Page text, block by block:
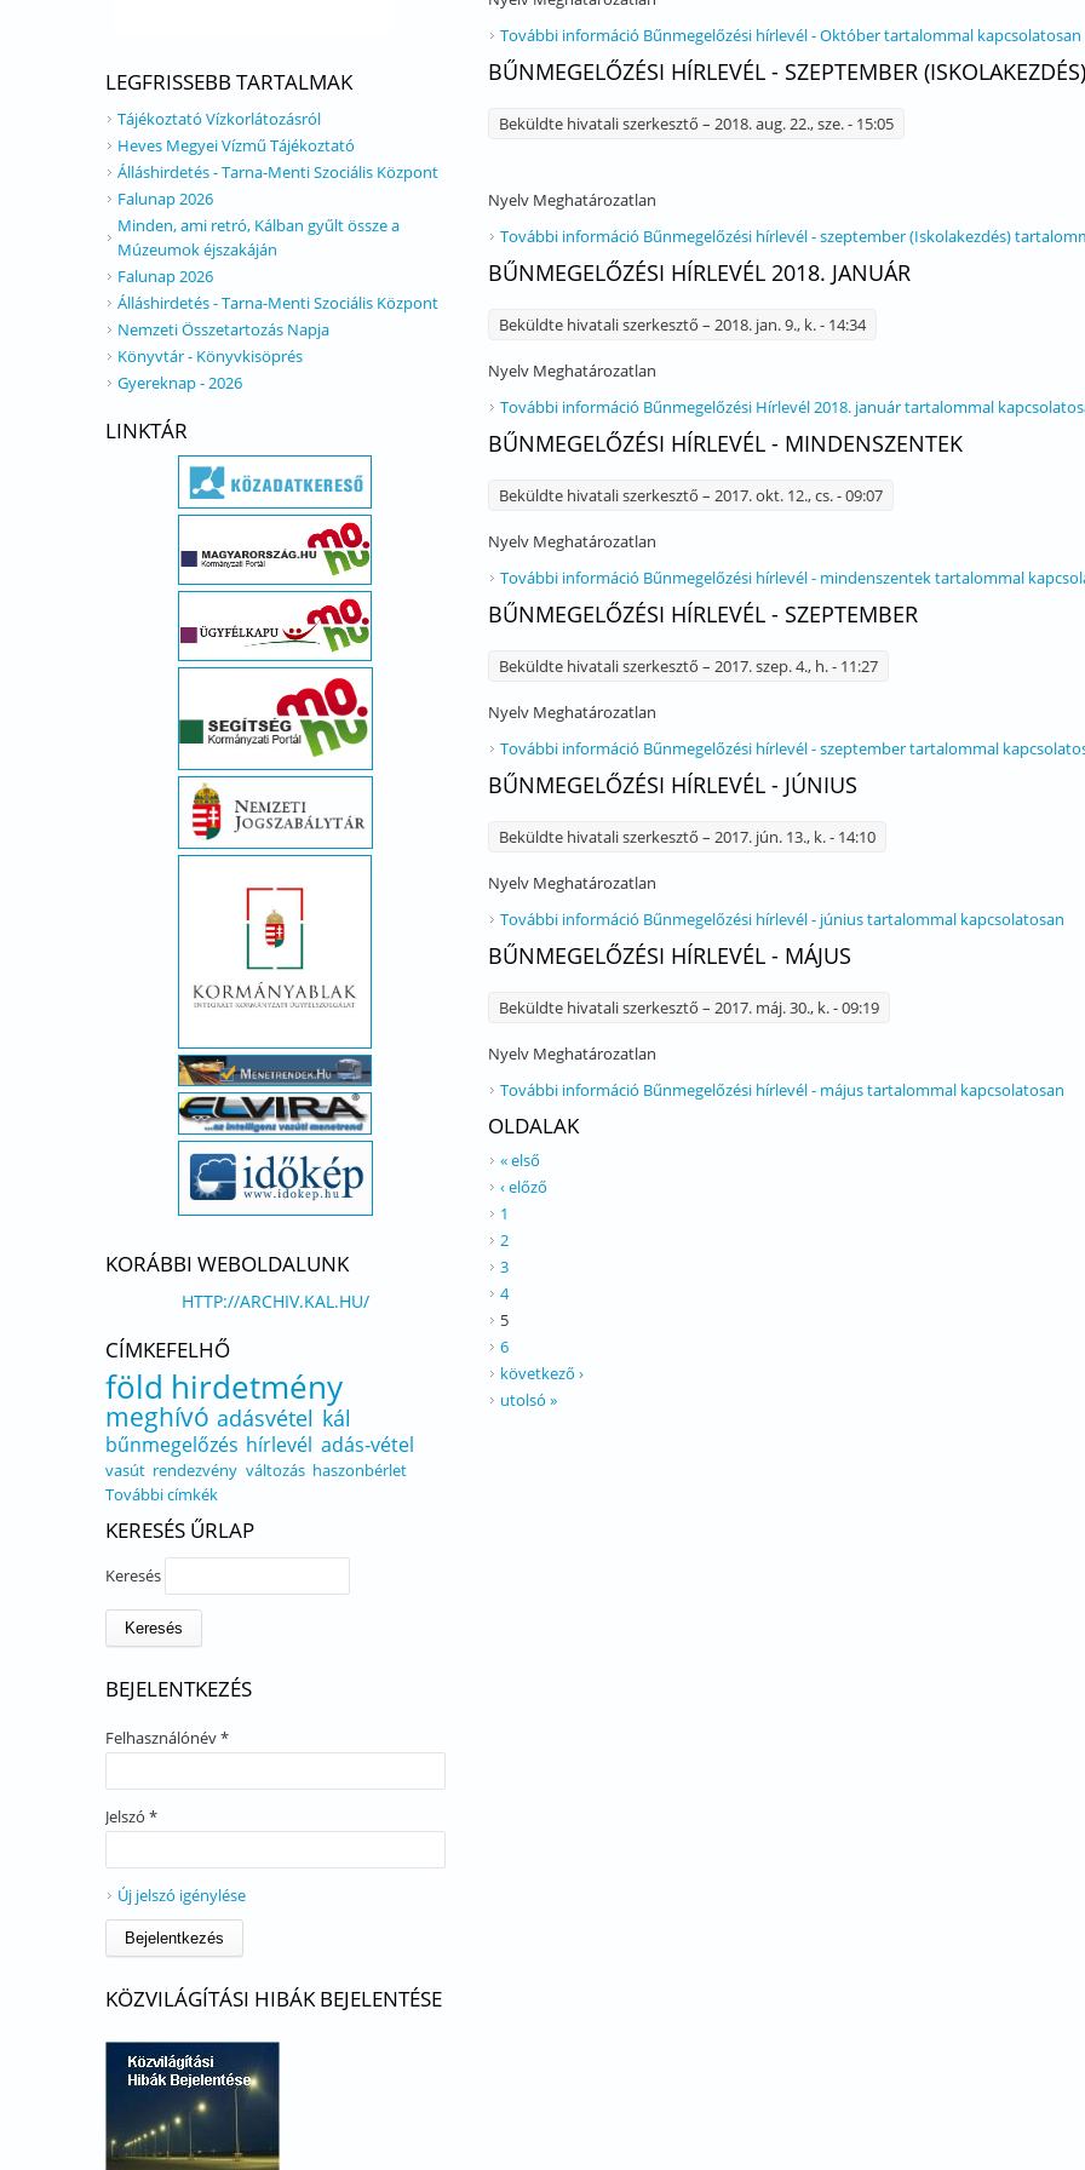
További információ Bűnmegelőzési hírlevél - Október tartalommal kapcsolatosan
BŰNMEGELŐZÉSI HÍRLEVÉL - SZEPTEMBER (ISKOLAKEZDÉS)
Beküldte hivatali szerkesztő – 2018. aug. 22., sze. - 15:05
Nyelv Meghatározatlan
További információ Bűnmegelőzési hírlevél - szeptember (Iskolakezdés)
BŰNMEGELŐZÉSI HÍRLEVÉL 2018. JANUÁR
Beküldte hivatali szerkesztő – 2018. jan. 9., k. - 14:34
Nyelv Meghatározatlan
További információ Bűnmegelőzési Hírlevél 2018. január tartalommal
BŰNMEGELŐZÉSI HÍRLEVÉL - MINDENSZENTEK
Beküldte hivatali szerkesztő – 2017. okt. 12., cs. - 09:07
Nyelv Meghatározatlan
További információ Bűnmegelőzési hírlevél - mindenszentek tartalommal
BŰNMEGELŐZÉSI HÍRLEVÉL - SZEPTEMBER
Beküldte hivatali szerkesztő – 2017. szep. 4., h. - 11:27
Nyelv Meghatározatlan
További információ Bűnmegelőzési hírlevél - szeptember tartalommal
BŰNMEGELŐZÉSI HÍRLEVÉL - JÚNIUS
Beküldte hivatali szerkesztő – 2017. jún. 13., k. - 14:10
Nyelv Meghatározatlan
További információ Bűnmegelőzési hírlevél - június tartalommal kapcsolatosan
BŰNMEGELŐZÉSI HÍRLEVÉL - MÁJUS
Beküldte hivatali szerkesztő – 2017. máj. 30., k. - 09:19
Nyelv Meghatározatlan
További információ Bűnmegelőzési hírlevél - május tartalommal kapcsolatosan
OLDALAK
« első
‹ előző
1
2
3
4
5
6
következő ›
utolsó »
LEGFRISSEBB TARTALMAK
Tájékoztató Vízkorlátozásról
Heves Megyei Vízmű Tájékoztató
Álláshirdetés - Tarna-Menti Szociális Központ
Falunap 2026
Minden, ami retró, Kálban gyűlt össze a
Múzeumok éjszakáján
Falunap 2026
Álláshirdetés - Tarna-Menti Szociális Központ
Nemzeti Összetartozás Napja
Könyvtár - Könyvkisöprés
Gyereknap - 2026
LINKTÁR
KORÁBBI WEBOLDALUNK
HTTP://ARCHIV.KAL.HU/
CÍMKEFELHŐ
föld hirdetmény
meghívó adásvétel kál
bűnmegelőzés hírlevél adás-vétel
vasút rendezvény változás haszonbérlet
További címkék
KERESÉS ŰRLAP
Keresés
BEJELENTKEZÉS
Felhasználónév*
Jelszó *
Új jelszó igénylése
KÖZVILÁGÍTÁSI HIBÁK BEJELENTÉSE